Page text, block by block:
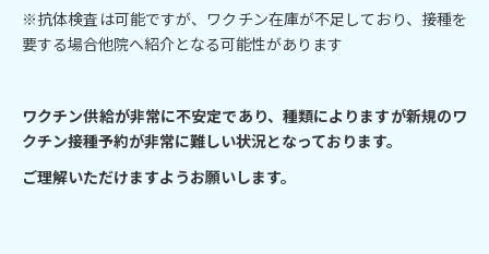
※抗体検査は可能ですが、ワクチン在庫が不足しており、接種を
要する場合他院へ紹介となる可能性があります
ワクチン供給が非常に不安定であり、種類によりますが新規のワ
クチン接種予約が非常に難しい状況となっております。
ご理解いただけますようお願いします。